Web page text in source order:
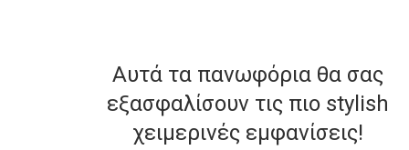
Αυτά τα πανωφόρια θα σας
εξασφαλίσουν τις πιο stylish
χειμερινές εμφανίσεις!